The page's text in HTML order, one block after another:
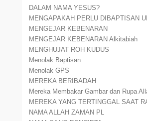
DALAM NAMA YESUS?
MENGAPAKAH PERLU DIBAPTISAN
MENGEJAR KEBENARAN
MENGEJAR KEBENARAN Alkitabiah
MENGHUJAT ROH KUDUS
Menolak Baptisan
Menolak GPS
MEREKA BERIBADAH
Mereka Membakar Gambar dan Rupa
MEREKA YANG TERTINGGAL SAAT
NAMA ALLAH ZAMAN PL